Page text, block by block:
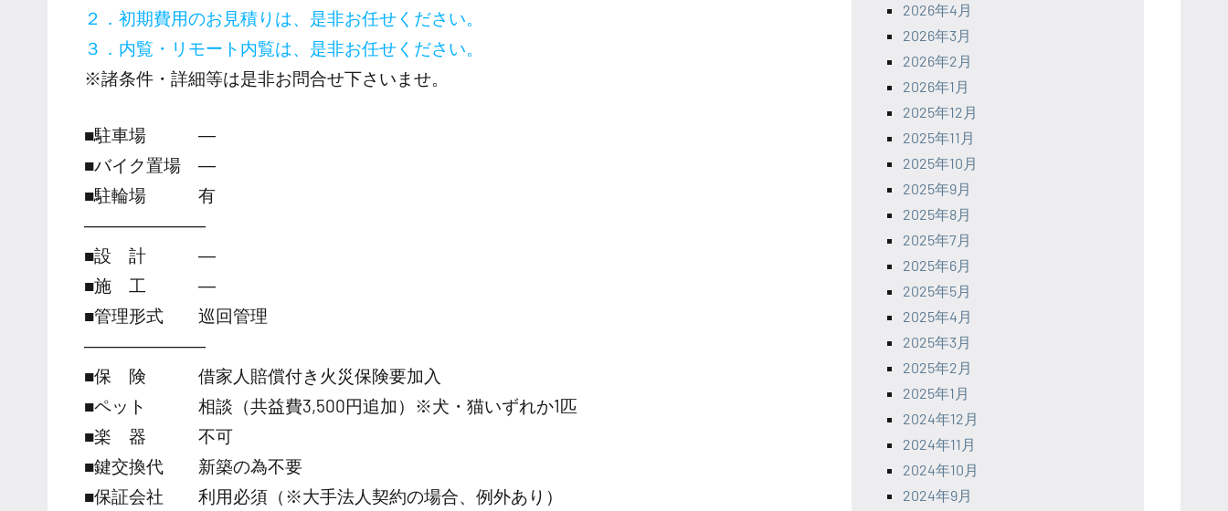
２．初期費用のお見積りは、是非お任せください。
３．内覧・リモート内覧は、是非お任せください。
※諸条件・詳細等は是非お問合せ下さいませ。
■駐車場 ―
■バイク置場 ―
■駐輪場 有
―――――――
■設 計 ―
■施 工 ―
■管理形式 巡回管理
―――――――
■保 険 借家人賠償付き火災保険要加入
■ペット 相談（共益費3,500円追加）※犬・猫いずれか1匹
■楽 器 不可
■鍵交換代 新築の為不要
■保証会社 利用必須（※大手法人契約の場合、例外あり）
2026年4月
2026年3月
2026年2月
2026年1月
2025年12月
2025年11月
2025年10月
2025年9月
2025年8月
2025年7月
2025年6月
2025年5月
2025年4月
2025年3月
2025年2月
2025年1月
2024年12月
2024年11月
2024年10月
2024年9月